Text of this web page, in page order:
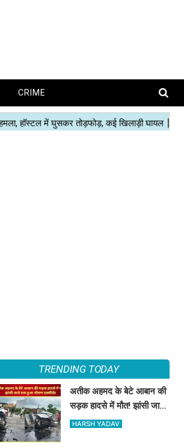
CRIME
TRENDING TODAY
अतीक अहमद के बेटे आबान की
सड़क हादसे में मौत! झांसी जाते
वक्त हुआ भीषण एक्सीडेंट
HARSH YADAV